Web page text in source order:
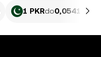
1 PKRdo0,054174